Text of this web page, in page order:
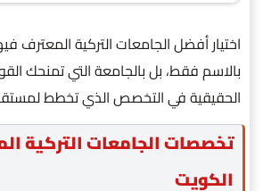
اختيار أفضل الجامعات التركية المعترف
بالاسم فقط، بل بالجامعة التي تمنحك
الحقيقية في التخصص الذي تخطط
تخصصات الجامعات التركية
الكويت